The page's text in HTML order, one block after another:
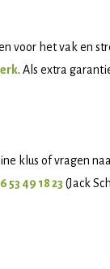
voor het vak en
. Als extra
klus of vragen
53 49 18 23 (Jack